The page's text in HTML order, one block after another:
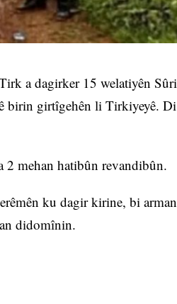
a dagirker 15 welatiyên
birin girtîgehên li Tirkiyeyê.
2 mehan hatibûn revandibûn.
ku dagir kirine, bi
didomînin.